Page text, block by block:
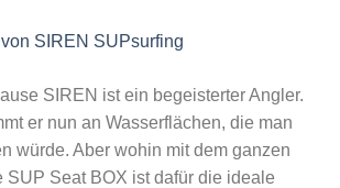
SIREN ist ein begeisterter Angler.
er nun an Wasserflächen, die man
würde. Aber wohin mit dem ganzen
SUP Seat BOX ist dafür die ideale